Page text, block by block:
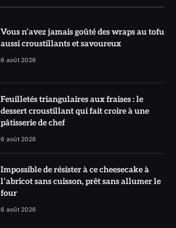
Vous n’avez jamais goûté des wraps au tofu
aussi croustillants et savoureux
6 août 2026
Feuilletés triangulaires aux fraises : le
dessert croustillant qui fait croire à une
pâtisserie de chef
6 août 2026
Impossible de résister à ce cheesecake à
l’abricot sans cuisson, prêt sans allumer le
four
6 août 2026